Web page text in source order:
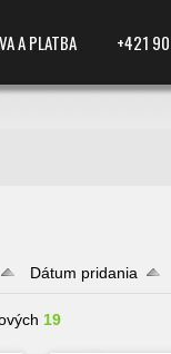
A PLATBA +421
Dátum pridania
19